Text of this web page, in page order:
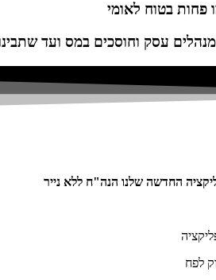
פחות בטוח לאומי
עסק וחוסכים במס ועד
החדשה שלנו הנה"ח ללא נייר
לפח